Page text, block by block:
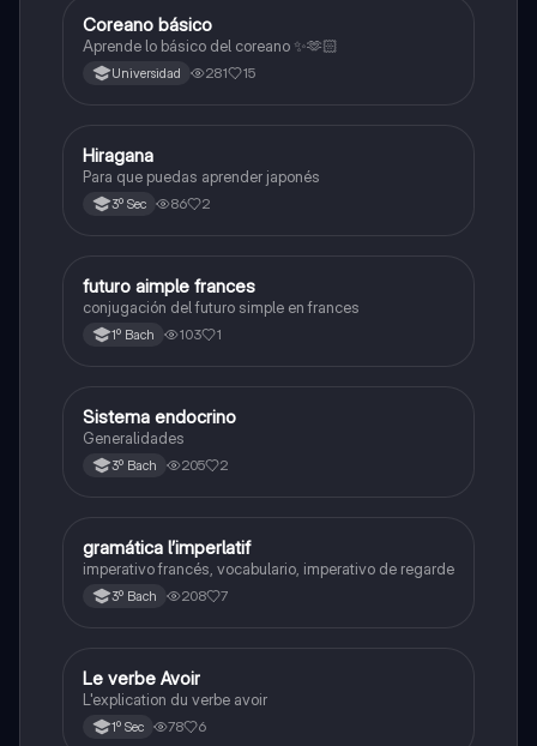
Otros
Coreano básico
Aprende lo básico del coreano ✨🫶🏻
Universidad 281 15
Otros
Hiragana
Para que puedas aprender japonés
3º Sec 86 2
Otros
futuro aimple frances
conjugación del futuro simple en frances
1º Bach 103 1
Otros
Sistema endocrino
Generalidades
3º Bach 205 2
Francés
gramática l’imperlatif
imperativo francés, vocabulario, imperativo de regarde
3º Bach 208 7
Otros
Le verbe Avoir
L'explication du verbe avoir
1º Sec 78 6